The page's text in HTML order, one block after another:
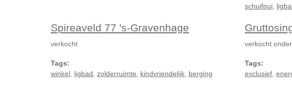
schuifpui
Spireaveld 77 's-Gravenhage
verkocht
Tags:
winkel ligbad zolderruimte kindvriendelijk berging
verkocht
Tags:
exclusief